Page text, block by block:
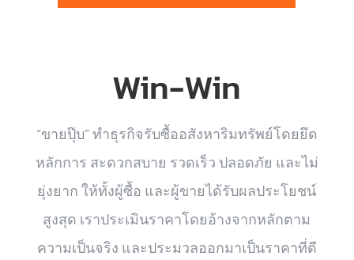
Win-Win
“ขายปุ๊บ” ทำธุรกิจรับซื้ออสังหาริมทรัพย์โดยยึด
หลักการ สะดวกสบาย รวดเร็ว ปลอดภัย และไม่
ยุ่งยาก ให้ทั้งผู้ซื้อ และผู้ขายได้รับผลประโยชน์
สูงสุด เราประเมินราคาโดยอ้างจากหลักตาม
ความเป็นจริง และประมวลออกมาเป็นราคาที่ดี